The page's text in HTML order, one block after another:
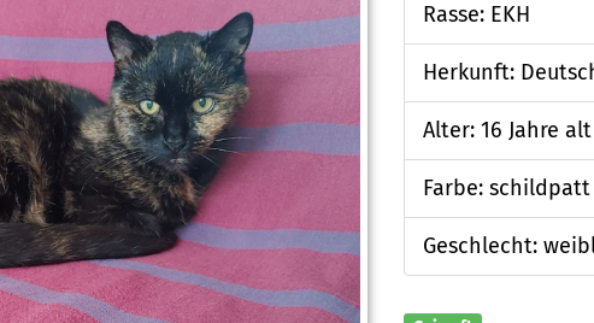
Rasse: EKH
Herkunft:
Alter: 16 Jahre alt
Farbe: schildpatt
Geschlecht: